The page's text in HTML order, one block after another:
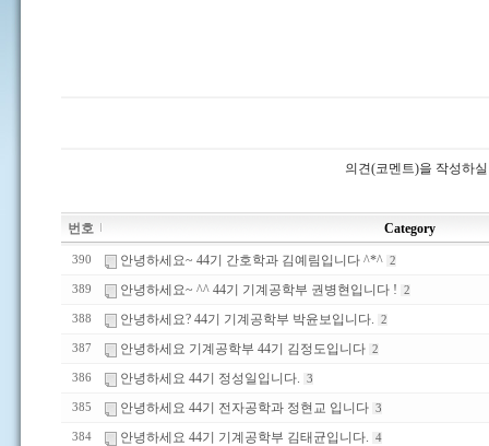
의견(코멘트)을 작성하
번호 Category
390 안녕하세요~ 44기 간호학과 김예림입니다 ^*^ 2
389 안녕하세요~ ^^ 44기 기계공학부 권병현입니다 ! 2
388 안녕하세요? 44기 기계공학부 박윤보입니다. 2
387 안녕하세요 기계공학부 44기 김정도입니다 2
386 안녕하세요 44기 정성일입니다. 3
385 안녕하세요 44기 전자공학과 정현교 입니다 3
384 안녕하세요 44기 기계공학부 김태균입니다. 4